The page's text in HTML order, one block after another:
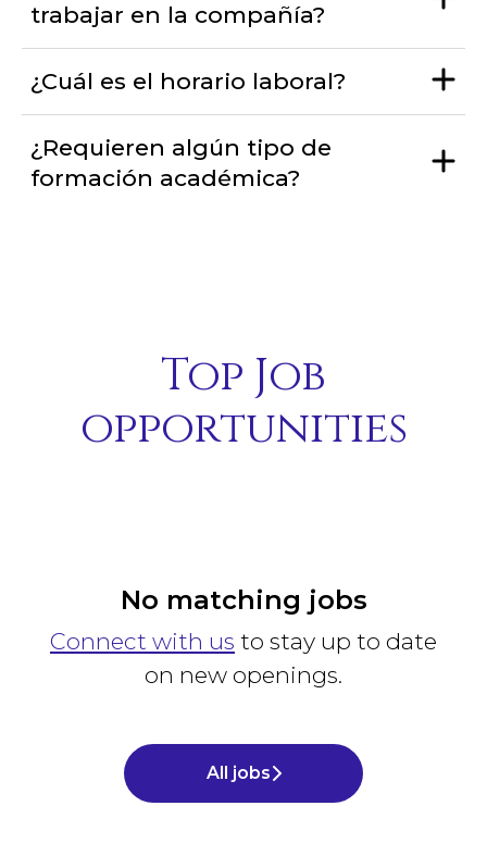
trabajar en la compañía?
¿Cuál es el horario laboral?
¿Requieren algún tipo de
formación académica?
Top Job
opportunities
No matching jobs
Connect with us to stay up to date
on new openings.
All jobs